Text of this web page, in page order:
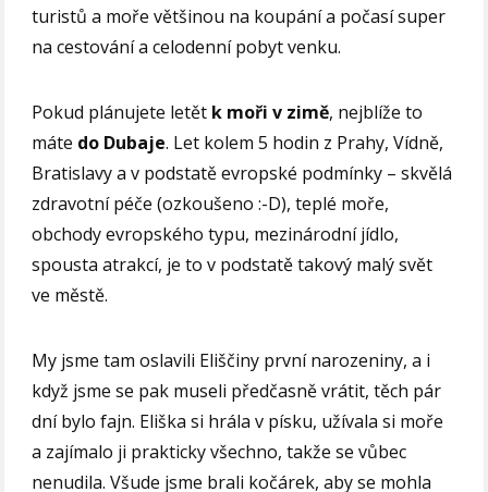
turistů a moře většinou na koupání a počasí super
na cestování a celodenní pobyt venku.
Pokud plánujete letět k moři v zimě, nejblíže to
máte do Dubaje. Let kolem 5 hodin z Prahy, Vídně,
Bratislavy a v podstatě evropské podmínky – skvělá
zdravotní péče (ozkoušeno :-D), teplé moře,
obchody evropského typu, mezinárodní jídlo,
spousta atrakcí, je to v podstatě takový malý svět
ve městě.
My jsme tam oslavili Eliščiny první narozeniny, a i
když jsme se pak museli předčasně vrátit, těch pár
dní bylo fajn. Eliška si hrála v písku, užívala si moře
a zajímalo ji prakticky všechno, takže se vůbec
nenudila. Všude jsme brali kočárek, aby se mohla